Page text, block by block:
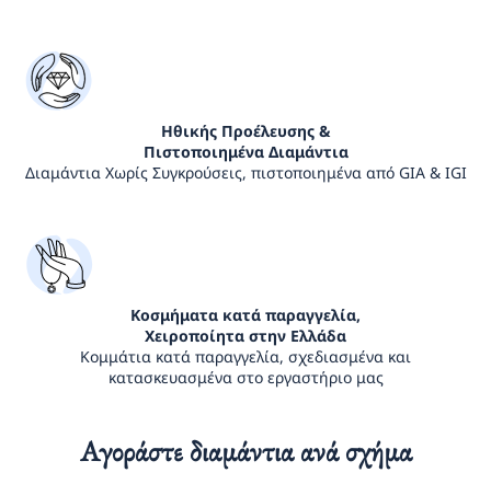
Ηθικής Προέλευσης &
Πιστοποιημένα Διαμάντια
Διαμάντια Χωρίς Συγκρούσεις, πιστοποιημένα από GIA & IGI
Κοσμήματα κατά παραγγελία,
Χειροποίητα στην Ελλάδα
Κομμάτια κατά παραγγελία, σχεδιασμένα και
κατασκευασμένα στο εργαστήριο μας
Αγοράστε διαμάντια ανά σχήμα